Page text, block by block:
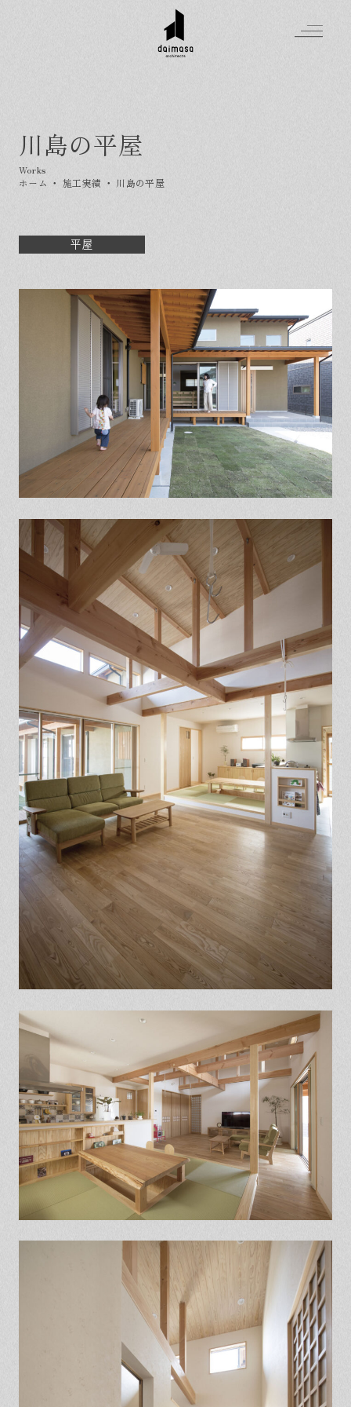
川島の平屋
ホーム ・ 施工実績 ・ 川島の平屋
平屋
Greeting
はじめましての方へ
Made in DAIMASA
オーダーメイドの住まい
住まいの特性
家づくりの流れ
保証とサポート
ヒノキプロジェクト
施工実績
イベントを探す
気軽に相談会
よくある質問
お客様の声
木材辞典
Topics
イベント
会社概要
スタッフ紹介
Contact
お問い合わせ
In
st
ra
m
Fa
ce
bo
ok
LI
N